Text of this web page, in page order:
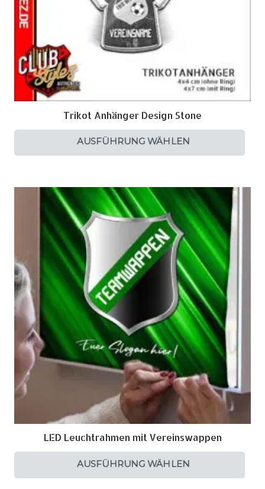
Trikot Anhänger Design Stone
AUSFÜHRUNG WÄHLEN
LED Leuchtrahmen mit Vereinswappen
AUSFÜHRUNG WÄHLEN